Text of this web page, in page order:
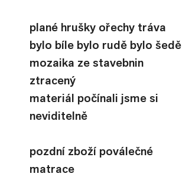
plané hrušky ořechy tráva
bylo bíle bylo rudě bylo šedě
mozaika ze stavebnin
ztracený
materiál počínali jsme si
neviditelně
pozdní zboží poválečné
matrace